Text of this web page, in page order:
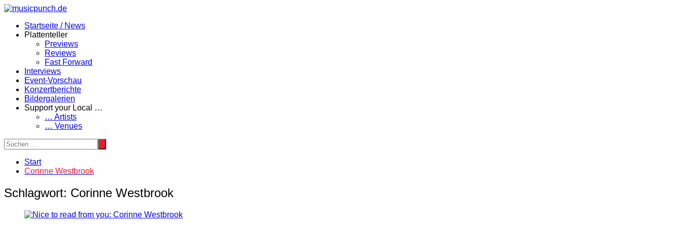
Zum
springenStartseite / News
Plattenteller
Previews
Reviews
Fast Forward
Interviews
Event-Vorschau
Konzertberichte
Bildergalerien
Support your Local …
… Artists
… Venues
Start
Corinne Westbrook
Schlagwort: Corinne Westbrook